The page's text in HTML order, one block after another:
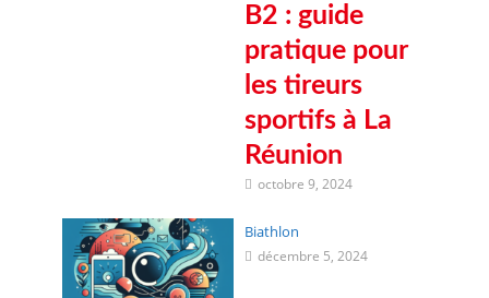
B2 : guide
pratique pour
les tireurs
sportifs à La
Réunion
octobre 9, 2024
Biathlon
décembre 5, 2024